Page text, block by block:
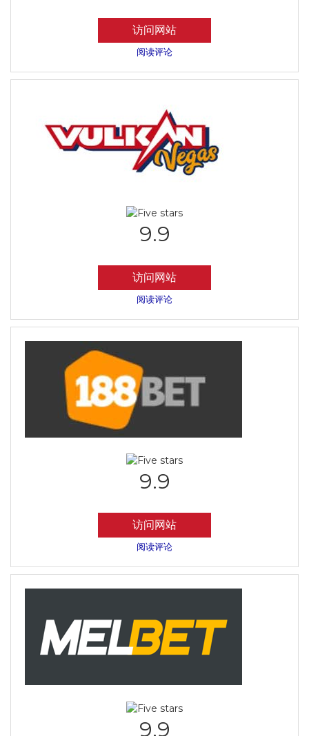
访问网站
阅读评论
9.9
访问网站
阅读评论
9.9
访问网站
阅读评论
9.9